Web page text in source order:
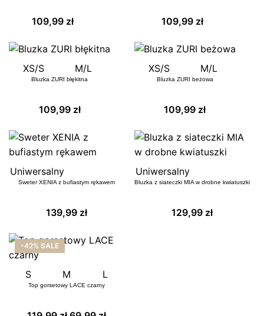
109,99 zł 109,99 zł
XS/S M/L
Bluzka ZURI błękitna
109,99 zł
XS/S M/L
Bluzka ZURI beżowa
109,99 zł
Uniwersalny
Sweter XENIA z bufiastym rękawem
139,99 zł
Uniwersalny
Bluzka z siateczki MIA w drobne kwiatuszki
129,99 zł
-42% SALE
S M L
Top gorsetowy LACE czarny